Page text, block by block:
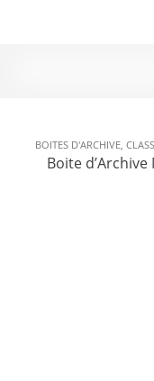
BOITES D'ARCHIVE,
Boite